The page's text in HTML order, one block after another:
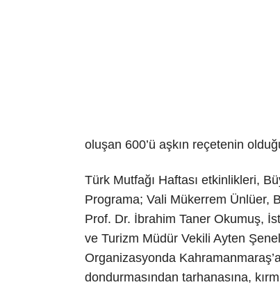
oluşan 600’ü aşkın reçetenin
Türk Mutfağı Haftası etkinlikleri,
Programa; Vali Mükerrem Ünlüer,
Prof. Dr. İbrahim Taner Okumuş,
ve Turizm Müdür Vekili Ayten
Organizasyonda
dondurmasından tarhanasına,